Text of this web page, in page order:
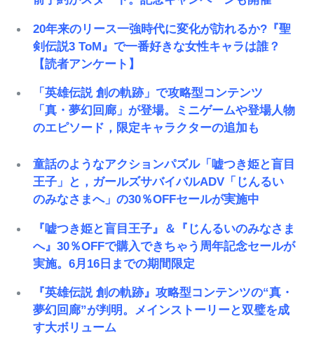
20年来のリース一強時代に変化が訪れるか?『聖
剣伝説3 ToM』で一番好きな女性キャラは誰？
【読者アンケート】
「英雄伝説 創の軌跡」で攻略型コンテンツ
「真・夢幻回廊」が登場。ミニゲームや登場人物
のエピソード，限定キャラクターの追加も
童話のようなアクションパズル「嘘つき姫と盲目
王子」と，ガールズサバイバルADV「じんるい
のみなさまへ」の30％OFFセールが実施中
『嘘つき姫と盲目王子』＆『じんるいのみなさま
へ』30％OFFで購入できちゃう周年記念セールが
実施。6月16日までの期間限定
『英雄伝説 創の軌跡』攻略型コンテンツの“真・
夢幻回廊”が判明。メインストーリーと双璧を成
す大ボリューム